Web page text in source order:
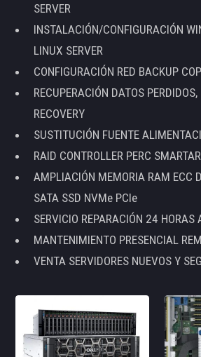
SERVER
INSTALACIÓN/CONFIGURACIÓN
LINUX SERVER
CONFIGURACIÓN RED BACKUP
RECUPERACIÓN DATOS
RECOVERY
SUSTITUCIÓN FUENTE
RAID CONTROLLER PERC
AMPLIACIÓN MEMORIA RAM ECC
SATA SSD NVMe PCIe
SERVICIO REPARACIÓN 24 HORAS
MANTENIMIENTO PRESENCIAL
VENTA SERVIDORES NUEVOS Y